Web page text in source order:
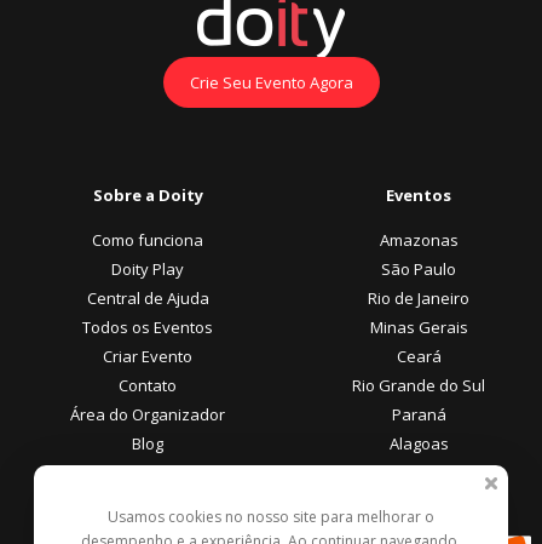
Crie Seu Evento Agora
Sobre a Doity
Como funciona
Doity Play
Central de Ajuda
Todos os Eventos
Criar Evento
Contato
Área do Organizador
Blog
Eventos
Amazonas
São Paulo
Rio de Janeiro
Minas Gerais
Ceará
Rio Grande do Sul
Paraná
Alagoas
Área do Participante Formas de Pagamento
Usamos cookies no nosso site para melhorar o